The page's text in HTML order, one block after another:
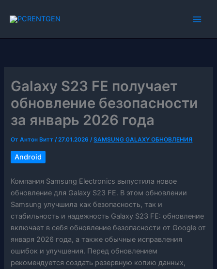
Galaxy S23 FE получает
обновление безопасности
за январь 2026 года
ОтАнтон Витт/27.01.2026/SAMSUNG GALAXY ОБНОВЛЕНИЯ
Android
Компания Samsung Electronics выпустила новое
обновление для Galaxy S23 FE. В этом обновлении
Samsung улучшила как безопасность, так и
стабильность и надежность Galaxy S23 FE: обновление
включает в себя обновление безопасности от Google от
января 2026 года, а также обычные исправления
ошибок и улучшения. Перед обновлением
рекомендуется создать резервную копию данных,